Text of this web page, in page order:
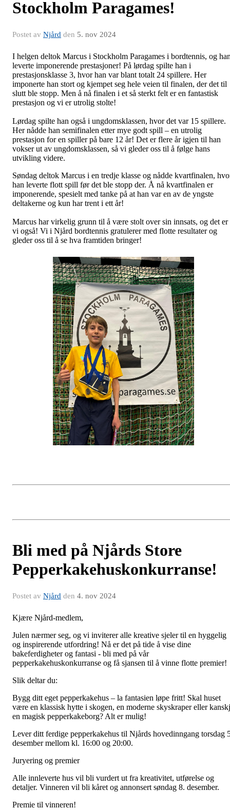
Stockholm Paragames!
Postet av Njård den 5. nov 2024
I helgen deltok Marcus i Stockholm Paragames i bordtennis, og
leverte imponerende prestasjoner! På lørdag spilte han i
prestasjonsklasse 3, hvor han var blant totalt 24 spillere. Her
imponerte han stort og kjempet seg hele veien til finalen, der det til
slutt ble stopp. Men å nå finalen i et så sterkt felt er en fantastisk
prestasjon og vi er utrolig stolte!
Lørdag spilte han også i ungdomsklassen, hvor det var 15 spillere.
Her nådde han semifinalen etter mye godt spill – en utrolig
prestasjon for en spiller på bare 12 år! Det er flere år igjen til han
vokser ut av ungdomsklassen, så vi gleder oss til å følge hans
utvikling videre.
Søndag deltok Marcus i en tredje klasse og nådde kvartfinalen,
han leverte flott spill før det ble stopp der. Å nå kvartfinalen er
imponerende, spesielt med tanke på at han var en av de yngste
deltakerne og kun har trent i ett år!
Marcus har virkelig grunn til å være stolt over sin innsats, og det er
vi også! Vi i Njård bordtennis gratulerer med flotte resultater og
gleder oss til å se hva framtiden bringer!
Bli med på Njårds Store
Pepperkakehuskonkurranse!
Postet av Njård den 4. nov 2024
Kjære Njård-medlem,
Julen nærmer seg, og vi inviterer alle kreative sjeler til en hyggelig
og inspirerende utfordring! Nå er det på tide å vise dine
bakeferdigheter og fantasi - bli med på vår
pepperkakehuskonkurranse og få sjansen til å vinne flotte premier!
Slik deltar du:
Bygg ditt eget pepperkakehus – la fantasien løpe fritt! Skal huset
være en klassisk hytte i skogen, en moderne skyskraper eller
en magisk pepperkakeborg? Alt er mulig!
Lever ditt ferdige pepperkakehus til Njårds hovedinngang torsdag
desember mellom kl. 16:00 og 20:00.
Juryering og premier
Alle innleverte hus vil bli vurdert ut fra kreativitet, utførelse og
detaljer. Vinneren vil bli kåret og annonsert søndag 8. desember.
Premie til vinneren!